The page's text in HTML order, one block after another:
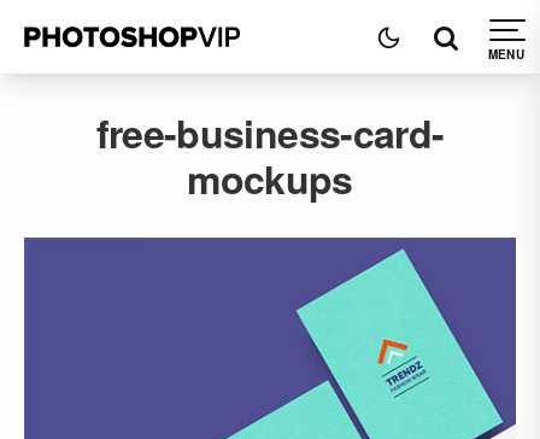
free-business-card-
mockups